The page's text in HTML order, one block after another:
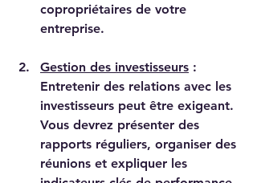
copropriétaires de votre
entreprise.
Gestion des investisseurs :
Entretenir des relations avec les
investisseurs peut être exigeant.
Vous devrez présenter des
rapports réguliers, organiser des
réunions et expliquer les